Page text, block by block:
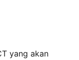
yang akan